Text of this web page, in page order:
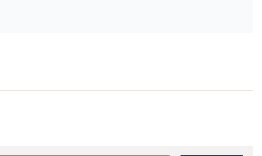
お店の風評被害対